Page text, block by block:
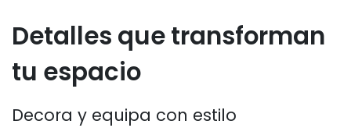
Detalles que transforman
tu espacio
Decora y equipa con estilo